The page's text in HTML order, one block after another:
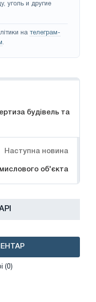
уголь и другие
на телеграм-
.
будівель та
Наступна новина
об'єкта
(0)